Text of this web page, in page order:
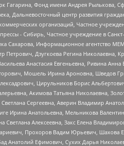
Гагарина, Фонд имени Андрея Рылькова,
Дальневосточный центр развития
организаций, Частное
- Сибирь, Частное учреждение в
Сахарова, Информационное агентство
Петрович, Дзугкоева Регина
Анастасия Евгеньевна, Ривина
Мошель Ирина Ароновна, Шведов
Цирульников Борис
Акимова Татьяна Николаевна,
Сергеевна, Аверин Владимир
Ирина Анатольевна, Мельникова
Светлана Алексеевна, Закс Елена
Прохоров Вадим Юрьевич, Шахова
Анатолий Ефимович, Сухих Дарья